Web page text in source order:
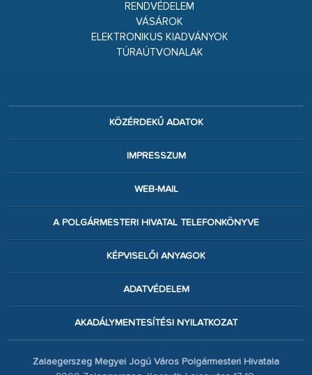
RENDVÉDELEM
VÁSÁROK
ELEKTRONIKUS KIADVÁNYOK
TÚRAÚTVONALAK
KÖZÉRDEKŰ ADATOK
IMPRESSZUM
WEB-MAIL
A POLGÁRMESTERI HIVATAL TELEFONKÖNYVE
KÉPVISELŐI ANYAGOK
ADATVÉDELEM
AKADÁLYMENTESÍTÉSI NYILATKOZAT
Zalaegerszeg Megyei Jogú Város Polgármesteri Hivatala